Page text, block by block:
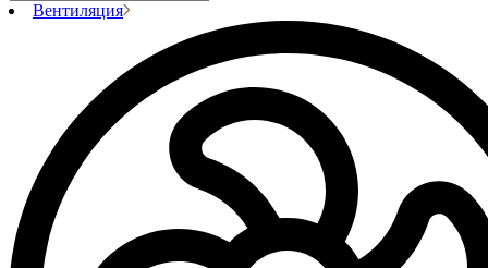
Вентиляция